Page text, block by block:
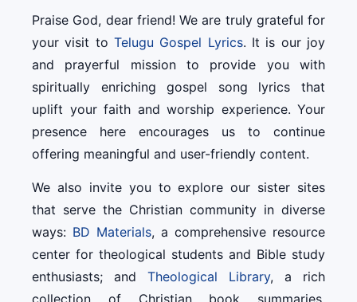
Praise God, dear friend! We are truly grateful for
your visit to Telugu Gospel Lyrics. It is our joy
and prayerful mission to provide you with
spiritually enriching gospel song lyrics that
uplift your faith and worship experience. Your
presence here encourages us to continue
offering meaningful and user-friendly content.
We also invite you to explore our sister sites
that serve the Christian community in diverse
ways: BD Materials, a comprehensive resource
center for theological students and Bible study
enthusiasts; and Theological Library, a rich
collection of Christian book summaries,